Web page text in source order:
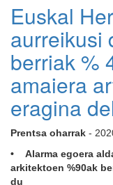
Euskal
aurreikusi
berriak %
amaiera
eragina
Prentsa oharrak -
• Alarma egoera
arkitektoen %90ak
du